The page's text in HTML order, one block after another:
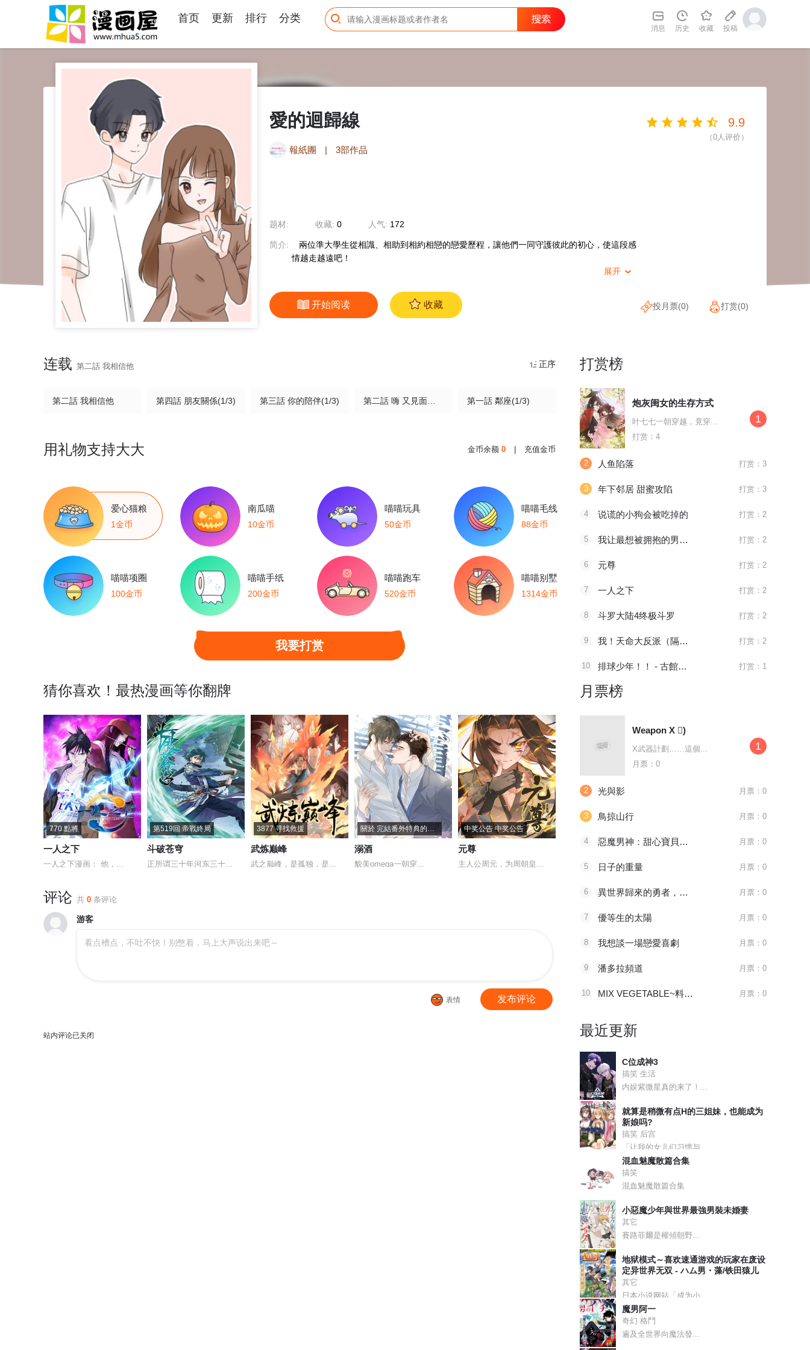
首页 更新 排行 分类
消息 历史 收藏 投稿
愛的迴歸線
報紙團 | 3部作品
题材: 收藏: 0 人气: 172
简介:
兩位準大學生從相識、相助到相約相戀的戀愛歷程，讓他們一同守護彼此的初心，使這段感
情越走越遠吧！
展开 
开始阅读 收藏
9.9
（0人评价）
投月票(0) 打赏(0)
连载 第二話 我相信他 正序
第二話 我相信他 第四話 朋友關係(1/3) 第三話 你的陪伴(1/3) 第一話 鄰座(1/3)
用礼物支持大大 金币余额 0 充值金币
爱心猫粮
1金币
南瓜喵
10金币
喵喵玩具
50金币
喵喵毛线
88金币
喵喵项圈
100金币
喵喵手纸
200金币
喵喵跑车
520金币
喵喵别墅
1314金币
我要打赏
猜你喜欢！最热漫画等你翻牌
770 點將
一人之下
一人之下漫画： 他，...
第519回 帝戰終局
斗破苍穹
正所谓三十年河东三十...
3877 寻找救援
武炼巅峰
武之巅峰，是孤独，是...
關於 完結番外特典的通知
溺酒
貌美omega一朝穿...
中奖公告 中奖公告
元尊
主人公周元，为周朝皇... 八百年前，谢怜是金枝...
全职法师
主角莫凡继承了一个神...
评论 共 0 条评论
游客
看点槽点，不吐不快！别憋着，马上大声说出来吧～
表情 发布评论
站内评论已关闭
打赏榜
炮灰闺女的生存方式
叶七七一朝穿越，竟穿...
打赏：4
1
2 人鱼陷落 打赏：3
3 年下邻居 甜蜜攻陷 打赏：3
4 说谎的小狗会被吃掉的 打赏：2
5 我让最想被拥抱的男人给威胁了 打赏：2
6 元尊 打赏：2
7 一人之下 打赏：2
8 斗罗大陆4终极斗罗 打赏：2
9 我！天命大反派（隔周双更） 打赏：2
10 排球少年！！ - 古館春一 打赏：1
月票榜
Weapon X 񢉒)
X武器計劃……這個...
月票：0
1
2 光與影 月票：0
3 鳥掠山行 月票：0
4 惡魔男神：甜心寶貝快投降 月票：0
5 日子的重量 月票：0
6 異世界歸來的勇者，在地下城降臨的現實世界化身網紅主播撈金！ 月票：0
7 優等生的太陽 月票：0
8 我想談一場戀愛喜劇 月票：0
9 潘多拉頻道 月票：0
10 MIX VEGETABLE~料理關係~ 月票：0
最近更新
C位成神3
搞笑 生活
内娱紫微星真的来了！...
就算是稍微有点H的三姐妹，也能成为
新娘吗?
搞笑 后宫
「让我的女儿们习惯与...
混血魅魔散篇合集
搞笑
混血魅魔散篇合集
小惡魔少年與世界最強男裝未婚妻
其它
賽路菲爾是權傾朝野...
地狱模式～喜欢速通游戏的玩家在废设
定异世界无双 - ハム男・藻/铁田猿儿
其它
日本小说网站「成为小...
魔男阿一
奇幻 格鬥
遍及全世界向魔法發...